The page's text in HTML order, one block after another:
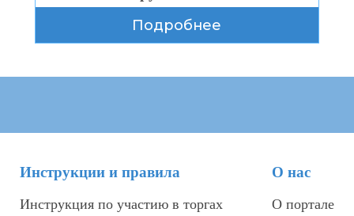
Подробнее
Инструкции и правила
Инструкция по участию в торгах
О нас
О портале